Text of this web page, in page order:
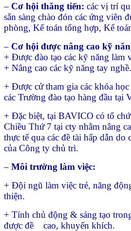
– Cơ hội thăng tiến: các vị trí
sẵn sàng chào đón các ứng viên
phòng, Kế toán tổng hợp, Kế
– Cơ hội được nâng cao kỹ
+ Được đào tạo các kỹ năng làm
+ Nâng cao các kỹ năng tay nghề.
+ Được cử tham gia các khóa
các Trường đào tạo hàng đầu tại
+ Đặc biệt, tại BAVICO có tổ
Chiều Thứ 7 tại cty nhằm nâng
thực tế qua các đề tài hấp dẫn do
của Công ty chủ trì.
– Môi trường làm việc:
+ Đội ngũ làm việc trẻ, năng
thiện.
+ Tính chủ động & sáng tạo
được đề cao, khuyến khích.